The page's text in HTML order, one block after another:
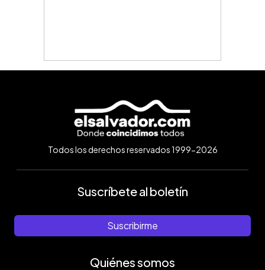
Todos los derechos reservados 1999-2026
Suscríbete al boletín
Suscribirme
Quiénes somos